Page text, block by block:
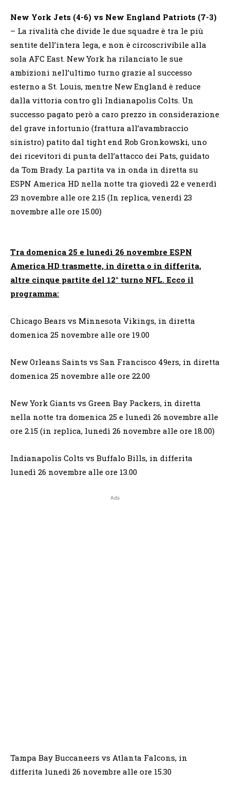
New York Jets (4-6) vs New England Patriots (7-3)
– La rivalità che divide le due squadre è tra le più
sentite dell’intera lega, e non è circoscrivibile alla
sola AFC East. New York ha rilanciato le sue
ambizioni nell’ultimo turno grazie al successo
esterno a St. Louis, mentre New England è reduce
dalla vittoria contro gli Indianapolis Colts. Un
successo pagato però a caro prezzo in considerazione
del grave infortunio (frattura all’avambraccio
sinistro) patito dal tight end Rob Gronkowski, uno
dei ricevitori di punta dell’attacco dei Pats, guidato
da Tom Brady. La partita va in onda in diretta su
ESPN America HD nella notte tra giovedì 22 e venerdì
23 novembre alle ore 2.15 (In replica, venerdì 23
novembre alle ore 15.00)
Tra domenica 25 e lunedì 26 novembre ESPN
America HD trasmette, in diretta o in differita,
altre cinque partite del 12° turno NFL. Ecco il
programma:
Chicago Bears vs Minnesota Vikings, in diretta
domenica 25 novembre alle ore 19.00
New Orleans Saints vs San Francisco 49ers, in diretta
domenica 25 novembre alle ore 22.00
New York Giants vs Green Bay Packers, in diretta
nella notte tra domenica 25 e lunedì 26 novembre alle
ore 2.15 (in replica, lunedì 26 novembre alle ore 18.00)
Indianapolis Colts vs Buffalo Bills, in differita
lunedì 26 novembre alle ore 13.00
Ads
Tampa Bay Buccaneers vs Atlanta Falcons, in
differita lunedì 26 novembre alle ore 15.30